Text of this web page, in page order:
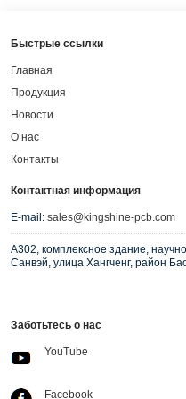
Быстрые ссылки
Главная
Продукция
Новости
О нас
Контакты
Контактная информация
E-mail: sales@kingshine-pcb.com
A302, комплексное здание,
Санвэй, улица Хангченг, район
Заботьтесь о нас
YouTube
Facebook